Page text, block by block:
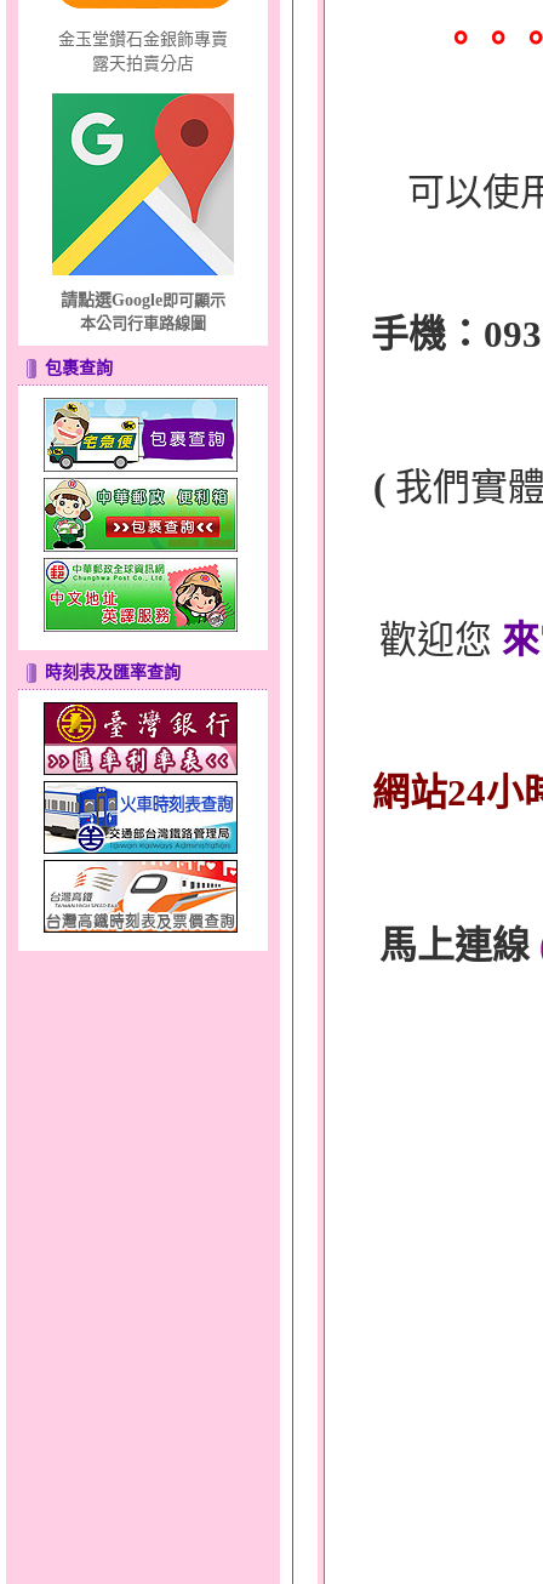
金玉堂鑽石金銀飾專賣
露天拍賣分店
請點選Google即可顯示
本公司行車路線圖
包裹查詢
時刻表及匯率查詢
。。
可以使
手機：
( 我們實
歡迎您
網站24小
馬上連線